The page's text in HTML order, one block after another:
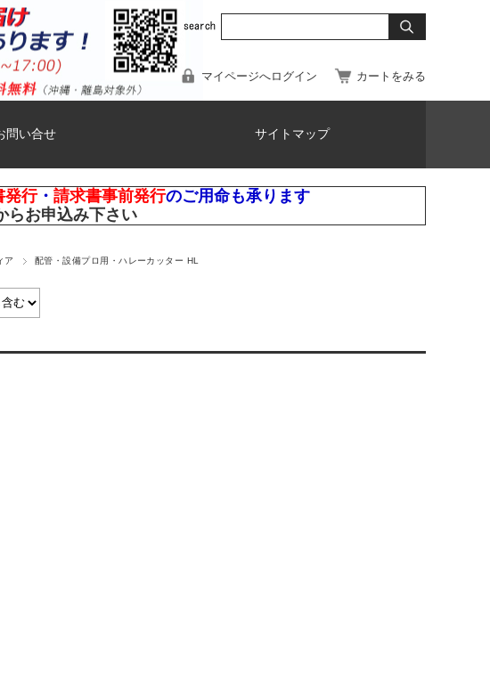
マイページへログイン カートをみる
問い合せ サイトマップ
発行・ 請求書事前発行のご用命も承ります
らお申込み下さい
ア 配管・設備プロ用・ハレーカッター HL